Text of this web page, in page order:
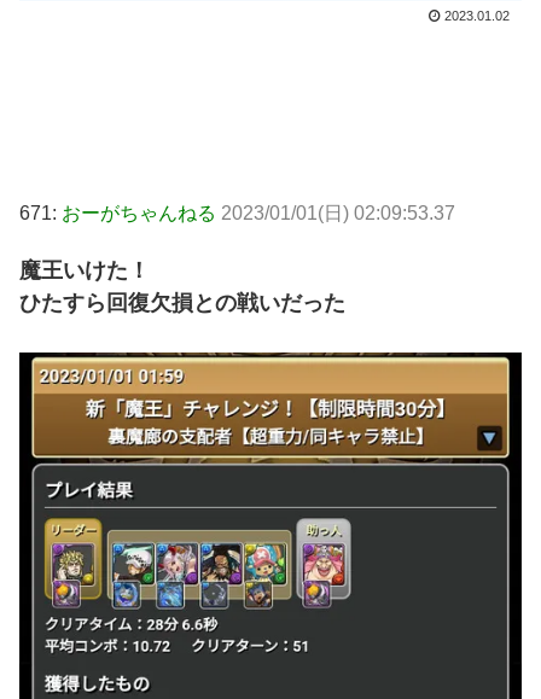
2023.01.02
671: おーがちゃんねる 2023/01/01(日) 02:09:53.37
魔王いけた！
ひたすら回復欠損との戦いだった